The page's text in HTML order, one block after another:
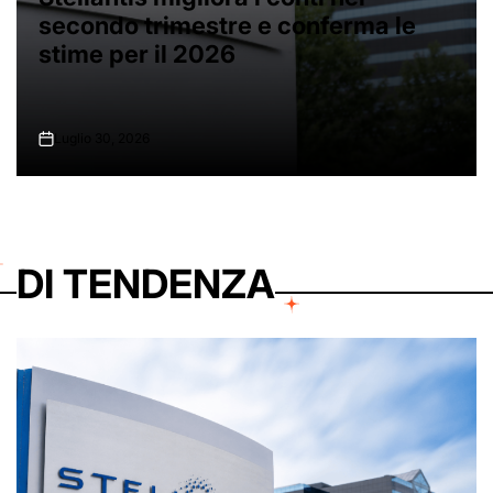
femminile a squadre ai Mondiali di
scherma
on
DI TENDENZA